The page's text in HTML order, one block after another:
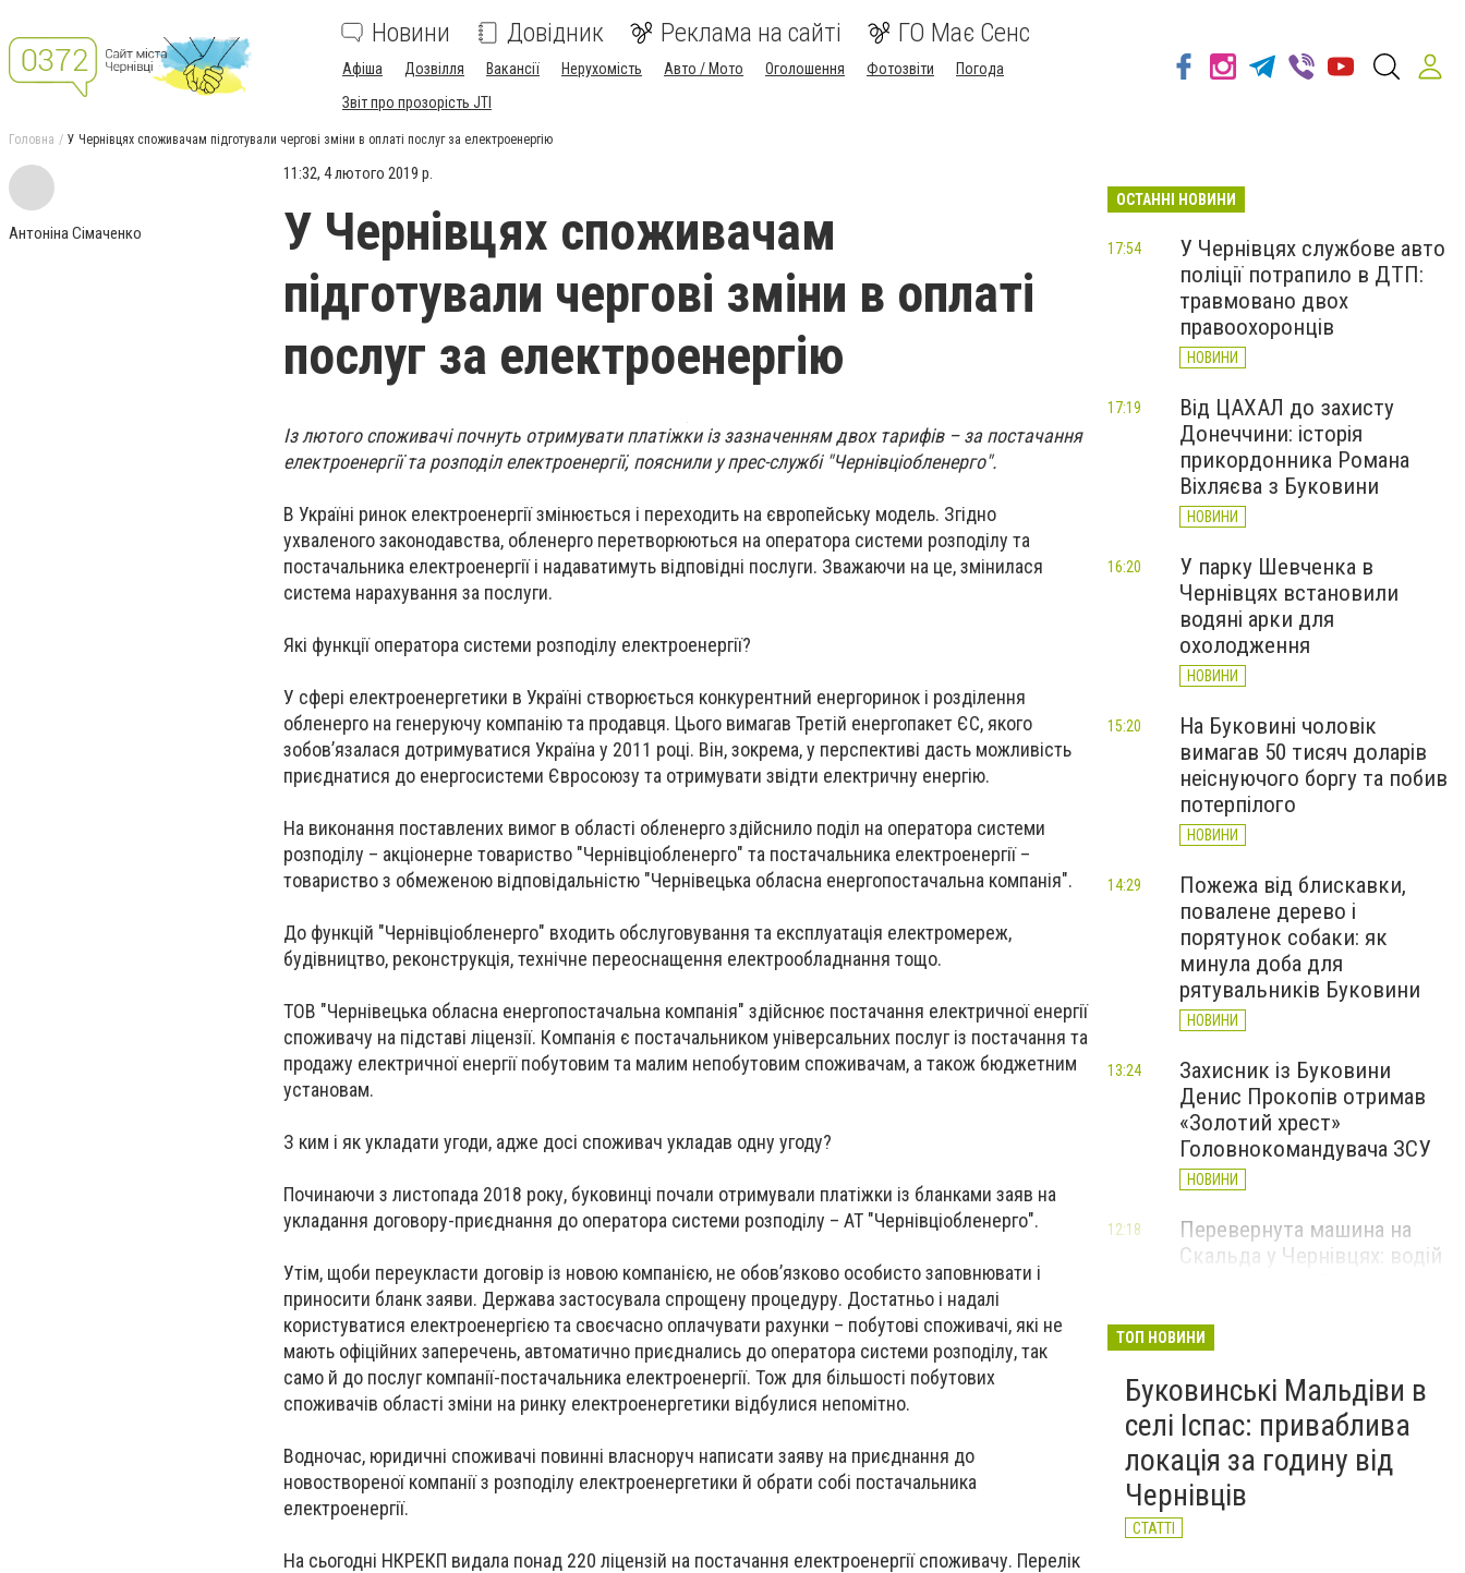
Новини Довідник Реклама на сайті ГО Має Сенс
Афіша Дозвілля Вакансії Нерухомість Авто / Мото Оголошення Фотозвіти
Погода
Звіт про прозорість JTI
Головна У Чернівцях споживачам підготували чергові зміни в оплаті послуг за електроенергію
Антоніна Сімаченко
11:32, 4 лютого 2019 р.
У Чернівцях споживачам
підготували чергові зміни в оплаті
послуг за електроенергію
Із лютого споживачі почнуть отримувати платіжки із зазначенням двох тарифів – за постачання
електроенергії та розподіл електроенергії, пояснили у прес-службі "Чернівціобленерго".
В Україні ринок електроенергії змінюється і переходить на європейську модель. Згідно
ухваленого законодавства, обленерго перетворюються на оператора системи розподілу та
постачальника електроенергії і надаватимуть відповідні послуги. Зважаючи на це, змінилася
система нарахування за послуги.
Які функції оператора системи розподілу електроенергії?
У сфері електроенергетики в Україні створюється конкурентний енергоринок і розділення
обленерго на генеруючу компанію та продавця. Цього вимагав Третій енергопакет ЄС, якого
зобов’язалася дотримуватися Україна у 2011 році. Він, зокрема, у перспективі дасть можливість
приєднатися до енергосистеми Євросоюзу та отримувати звідти електричну енергію.
На виконання поставлених вимог в області обленерго здійснило поділ на оператора системи
розподілу – акціонерне товариство "Чернівціобленерго" та постачальника електроенергії –
товариство з обмеженою відповідальністю "Чернівецька обласна енергопостачальна компанія".
До функцій "Чернівціобленерго" входить обслуговування та експлуатація електромереж,
будівництво, реконструкція, технічне переоснащення електрообладнання тощо.
ТОВ "Чернівецька обласна енергопостачальна компанія" здійснює постачання електричної енергії
споживачу на підставі ліцензії. Компанія є постачальником універсальних послуг із постачання та
продажу електричної енергії побутовим та малим непобутовим споживачам, а також бюджетним
установам.
З ким і як укладати угоди, адже досі споживач укладав одну угоду?
Починаючи з листопада 2018 року, буковинці почали отримували платіжки із бланками заяв на
укладання договору-приєднання до оператора системи розподілу – АТ "Чернівціобленерго".
Утім, щоби переукласти договір із новою компанією, не обов’язково особисто заповнювати і
приносити бланк заяви. Держава застосувала спрощену процедуру. Достатньо і надалі
користуватися електроенергією та своєчасно оплачувати рахунки – побутові споживачі, які не
мають офіційних заперечень, автоматично приєднались до оператора системи розподілу, так
само й до послуг компанії-постачальника електроенергії. Тож для більшості побутових
споживачів області зміни на ринку електроенергетики відбулися непомітно.
Водночас, юридичні споживачі повинні власноруч написати заяву на приєднання до
новоствореної компанії з розподілу електроенергетики й обрати собі постачальника
електроенергії.
На сьогодні НКРЕКП видала понад 220 ліцензій на постачання електроенергії споживачу. Перелік
ОСТАННІ НОВИНИ
У Чернівцях службове авто
поліції потрапило в ДТП:
травмовано двох
правоохоронців
НОВИНИ
17:54
Від ЦАХАЛ до захисту
Донеччини: історія
прикордонника Романа
Віхляєва з Буковини
НОВИНИ
17:19
У парку Шевченка в
Чернівцях встановили
водяні арки для
охолодження
НОВИНИ
16:20
На Буковині чоловік
вимагав 50 тисяч доларів
неіснуючого боргу та побив
потерпілого
НОВИНИ
15:20
Пожежа від блискавки,
повалене дерево і
порятунок собаки: як
минула доба для
рятувальників Буковини
НОВИНИ
14:29
Захисник із Буковини
Денис Прокопів отримав
«Золотий хрест»
Головнокомандувача ЗСУ
НОВИНИ
13:24
Перевернута машина на
Скальда у Чернівцях: водій
12:18
зафіксували новий
історичний температурний
максимум
НОВИНИ
ТОП НОВИНИ
Буковинські Мальдіви в
селі Іспас: приваблива
локація за годину від
Чернівців
СТАТТІ